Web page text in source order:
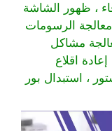
، ظهور الشاشة
الرسومات
مشاكل
اقلاع
، استبدال بور